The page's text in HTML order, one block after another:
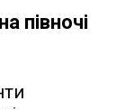
півночі